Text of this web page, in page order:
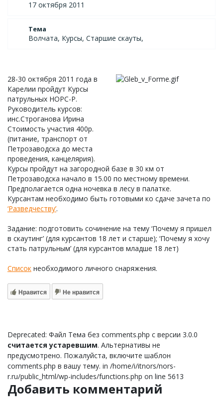
17 октября 2011
Тема
Волчата, Курсы, Старшие скауты,
28-30 октября 2011 года в
Карелии пройдут Курсы
патрульных НОРС-Р.
Руководитель курсов:
инс.Строганова Ирина
Стоимость участия 400р.
(питание, транспорт от
Петрозаводска до места
проведения, канцелярия).
Курсы пройдут на загородной базе в 30 км от
Петрозаводска начало в 15.00 по местному времени.
Предполагается одна ночевка в лесу в палатке.
Курсантам необходимо быть готовыми ко сдаче зачета по
‘Разведчеству’.
Задание: подготовить сочинение на тему ‘Почему я пришел
в скаутинг’ (для курсантов 18 лет и старше); ‘Почему я хочу
стать патрульным’ (для курсантов младше 18 лет)
Список необходимого личного снаряжения.
Нравится Не нравится
Deprecated: Файл Тема без comments.php с версии 3.0.0
считается устаревшим. Альтернативы не
предусмотрено. Пожалуйста, включите шаблон
comments.php в вашу тему. in /home/i/itnors/nors-
r.ru/public_html/wp-includes/functions.php on line 5613
Добавить комментарий